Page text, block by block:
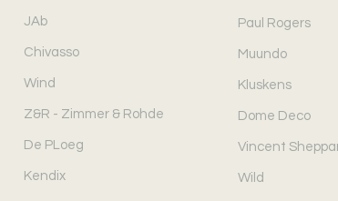
JAb
Chivasso
Wind
Z&R - Zimmer & Rohde
De PLoeg
Kendix
Paul Rogers
Muundo
Kluskens
Dome Deco
Vincent
Wild